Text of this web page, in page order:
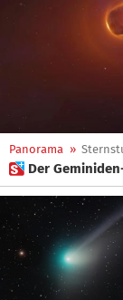
Panorama »
 Der